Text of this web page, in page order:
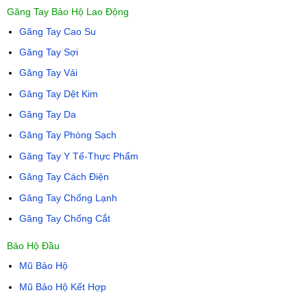
Găng Tay Bảo Hộ Lao Động
Găng Tay Cao Su
Găng Tay Sợi
Găng Tay Vải
Găng Tay Dệt Kim
Găng Tay Da
Găng Tay Phòng Sạch
Găng Tay Y Tế-Thực Phẩm
Găng Tay Cách Điện
Găng Tay Chống Lạnh
Găng Tay Chống Cắt
Bảo Hộ Đầu
Mũ Bảo Hộ
Mũ Bảo Hộ Kết Hợp